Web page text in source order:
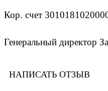
Кор. счет
Генеральный директор
НАПИСАТЬ ОТЗЫВ